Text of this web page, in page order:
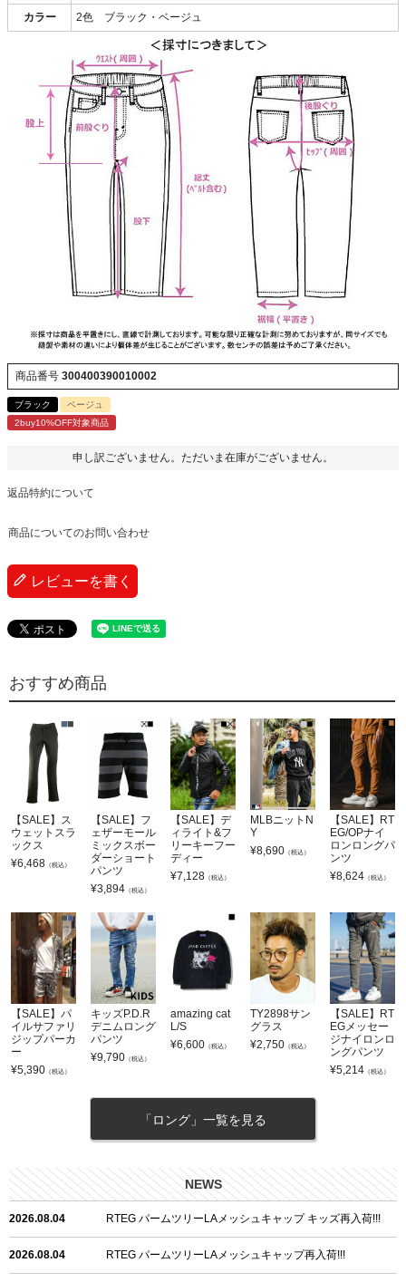
カラー 2色 ブラック・ベージュ
商品番号 300400390010002
ブラック
ベージュ
2buy10%OFF対象商品
申し訳ございません。ただいま在庫がございません。
返品特約について
商品についてのお問い合わせ
レビューを書く
おすすめ商品
【SALE】ス
ウェットスラ
ックス
¥6,468 （税込）
【SALE】フ
ェザーモール
ミックスボー
ダーショート
パンツ
¥3,894 （税込）
【SALE】デ
ィライト&フ
リーキーフー
ディー
¥7,128 （税込）
MLBニットN
Y
¥8,690 （税込）
【SALE】RT
EG/OPナイ
ロンロングパ
ンツ
¥8,624 （税込）
【SALE】パ
イルサファリ
ジップパーカ
ー
¥5,390 （税込）
キッズP.D.R
デニムロング
パンツ
¥9,790 （税込）
amazing cat
L/S
¥6,600 （税込）
TY2898サン
グラス
¥2,750 （税込）
【SALE】RT
EGメッセー
ジナイロンロ
ングパンツ
¥5,214 （税込）
「ロング」一覧を見る
NEWS
2026.08.04 RTEG パームツリーLAメッシュキャップ キッズ再入荷!!!
2026.08.04 RTEG パームツリーLAメッシュキャップ再入荷!!!